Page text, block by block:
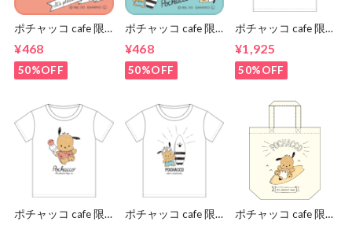
ポチャッコ cafe 限
定コラボハンカチタ
オル（ピンク色）
¥468
50%OFF
ポチャッコ cafe 限
定コラボハンカチタ
オル（青色）
¥468
50%OFF
ポチャッコ cafe 限
定コラボティーシャ
ツ（サーフボードタ
イプ）
¥1,925
50%OFF
ポチャッコ cafe 限
ポチャッコ cafe 限
ポチャッコ cafe 限